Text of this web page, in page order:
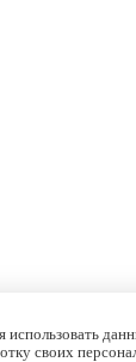
своих